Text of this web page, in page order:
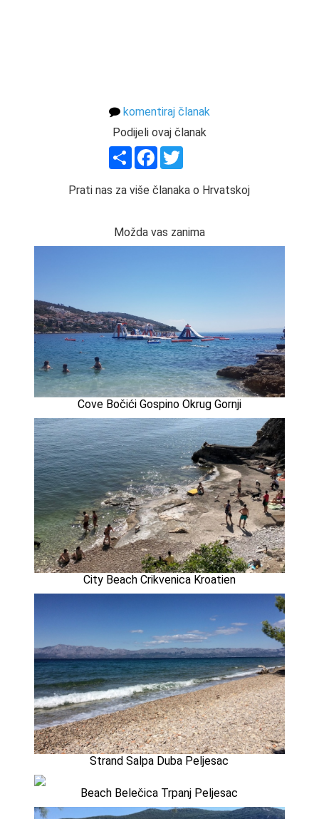
komentiraj članak
Podijeli ovaj članak
ShareFacebook
Prati nas za više članaka o Hrvatskoj
Možda vas zanima
Cove Bočići Gospino Okrug Gornji
City Beach Crikvenica Kroatien
Strand Salpa Duba Peljesac
Beach Belečica Trpanj Peljesac